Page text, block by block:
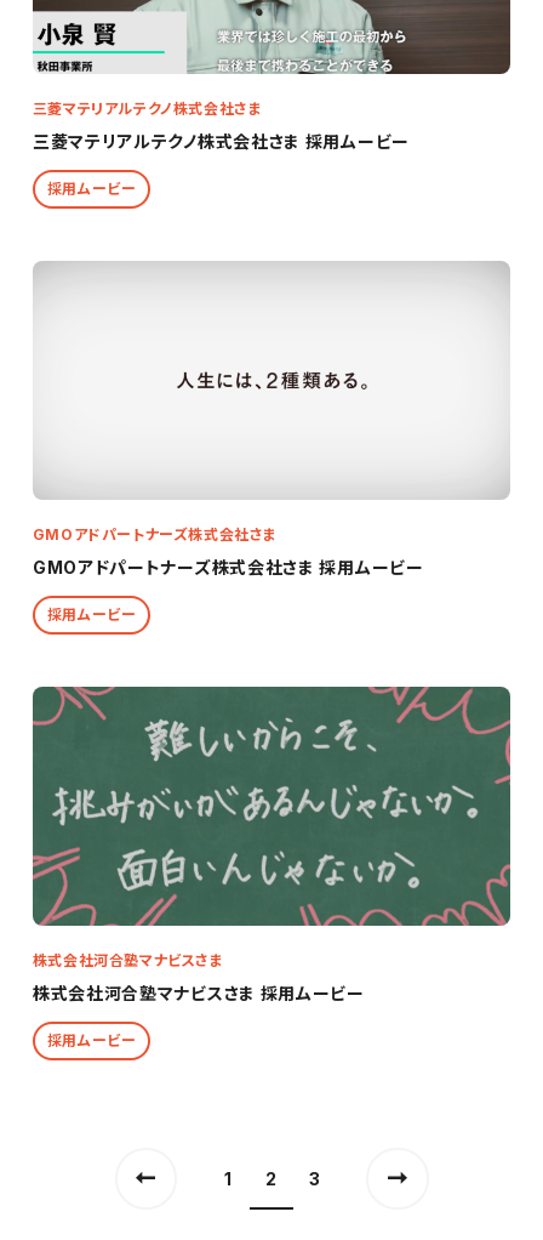
三菱マテリアルテクノ株式会社さま 採用ムービー
三菱マテリアルテクノ株式会社さま
採用ムービー
GMOアドパートナーズ株式会社さま 採用ムービー
GMOアドパートナーズ株式会社さま
採用ムービー
株式会社河合塾マナビスさま 採用ムービー
株式会社河合塾マナビスさま
採用ムービー
1 2 3